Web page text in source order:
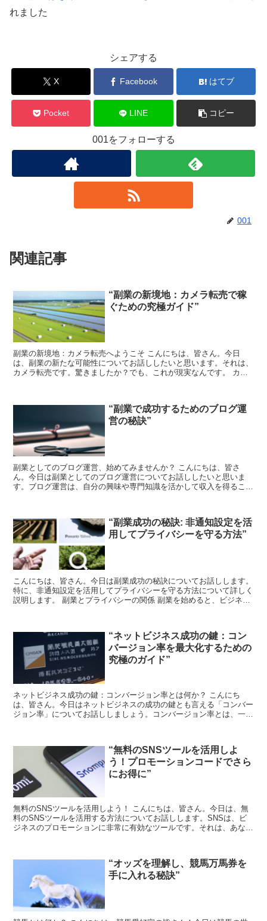
れました
シェアする
X Facebook はてブ
Pocket LINE コピー
001をフォローする
001
関連記事
“副業の新境地：カメラ転売で稼
ぐための究極ガイド”
副業の新境地：カメラ転売へようこそ こんにちは、皆さん。今日
は、副業の新たな可能性についてお話ししたいと思います。それは、
カメラ転売です。驚きましたか？でも、これが現実なんです。 カメ
“副業で成功するためのブログ運
営の秘訣”
副業としてのブログ運営、始めてみませんか？ こんにちは、皆さ
ん。今日は副業としてのブログ運営についてお話ししたいと思いま
す。ブログ運営は、自分の興味や専門知識を活かして収入を得ること
“副業成功の秘訣: 非通知設定を活
用してプライバシーを守る方法”
こんにちは、皆さん。今日は副業成功の秘訣についてお話しします。
特に、非通知設定を活用してプライバシーを守る方法について詳しく
説明します。 副業とプライバシーの関係 副業を始めると、ビジネス
“ネットビジネス成功の鍵：コン
バージョン率を最大化するための
究極のガイド”
ネットビジネス成功の鍵：コンバージョン率とは何か？ こんにち
は、皆さん。今日はネットビジネスの成功の鍵とも言える「コンバー
ジョン率」についてお話ししましょう。コンバージョン率とは、一言
“無料のSNSツールを活用しよ
う！プロモーションコードでさら
にお得に”
無料のSNSツールを活用しよう！ こんにちは、皆さん。今日は、無
料のSNSツールを活用する方法についてお話しします。SNSは、ビ
ジネスのプロモーションに非常に有効なツールです。それは、あなた
“オッズを理解し、競馬万馬券を
手に入れる秘訣”